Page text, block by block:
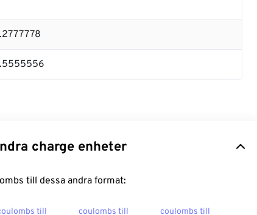
charge enheter
till dessa andra format:
till
coulombs till
coulombs till